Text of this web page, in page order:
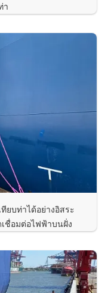
า
ยบท่าได้อย่างอิสระ
ชื่อมต่อไฟฟ้าบนฝั่ง